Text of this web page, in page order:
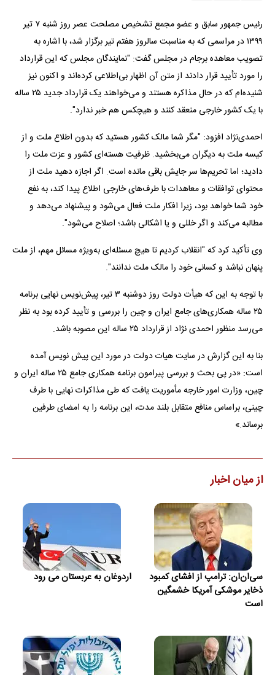
رئیس جمهور سابق و عضو مجمع تشخیص مصلحت عصر روز شنبه ۷ تیر
۱۳۹۹ در مراسمی که به مناسبت سالروز هفتم تیر برگزار شد، با اشاره به
تصویب معاهده برجام در مجلس گفت: "نمایندگان مجلس که این قرارداد
را مورد تأیید قرار دادند از متن آن اظهار بی‌اطلاعی کرده‌اند و اکنون نیز
شنیده‌ام که در حال مذاکره هستند و می‌خواهند یک قرارداد جدید ۲۵ ساله
با یک کشور خارجی منعقد کنند و هیچکس هم خبر ندارد".
احمدی‌نژاد افزود: "مگر شما مالک کشور هستید که بدون اطلاع ملت و از
کیسه ملت به دیگران می‌بخشید. ظرفیت هسته‌ای کشور و عزت ملت را
دادید؛ اما تحریم‌ها سر جایش باقی مانده است. اگر اجازه دهید ملت از
محتوای توافقات و معاهدات با طرف‌های خارجی اطلاع پیدا کند، به نفع
خود شما خواهد بود، زیرا افکار ملت فعال می‌شود و پیشنهاد می‌دهد و
مطالبه می‌کند و اگر خللی و یا اشکالی باشد؛ اصلاح می‌شود".
وی تأکید کرد که "انقلاب کردیم تا هیچ مسئله‌ای به‌ویژه مسائل مهم، از ملت
پنهان نباشد و کسانی خود را مالک ملت ندانند".
با توجه به این که هیأت دولت روز دوشنبه ۳ تیر، پیش‌نویس نهایی برنامه
۲۵ ساله همکاری‌های جامع ایران و چین را بررسی و تأیید کرده بود به نظر
می‌رسد منظور احمدی نژاد از قرارداد ۲۵ ساله این مصوبه باشد.
بنا به این گزارش در سایت هیات دولت در مورد این پیش نویس آمده
است: «در پی بحث و بررسی پیرامون برنامه همکاری جامع ۲۵ ساله ایران و
چین، وزارت امور خارجه مأموریت یافت که طی مذاکرات نهایی با طرف
چینی، براساس منافع متقابل بلند مدت، این برنامه را به امضای طرفین
برساند.»
از میان اخبار
سی‌ان‌ان: ترامپ از افشای کمبود
ذخایر موشکی آمریکا خشمگین
است
اردوغان به عربستان می رود